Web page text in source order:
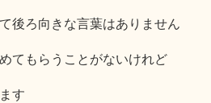
後ろ向きな言葉はありません
てもらうことがないけれど
す